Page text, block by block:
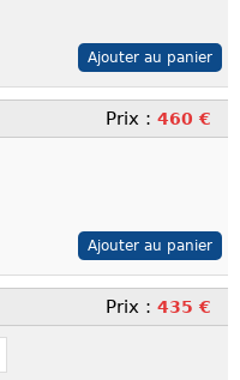
Prix : 460 €
Prix : 435 €